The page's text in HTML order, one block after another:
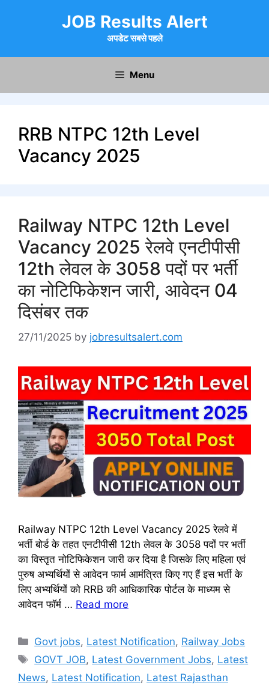
JOB Results Alert
अपडेट सबसे पहले
Menu
RRB NTPC 12th Level
Vacancy 2025
Railway NTPC 12th Level
Vacancy 2025 रेलवे एनटीपीसी
12th लेवल के 3058 पदों पर भर्ती
का नोटिफिकेशन जारी, आवेदन 04
दिसंबर तक
27/11/2025 by jobresultsalert.com
Railway NTPC 12th Level Vacancy 2025 रेलवे में
भर्ती बोर्ड के तहत एनटीपीसी 12th लेवल के 3058 पदों पर भर्ती
का विस्तृत नोटिफिकेशन जारी कर दिया है जिसके लिए महिला एवं
पुरुष अभ्यर्थियों से आवेदन फार्म आमंत्रित किए गए हैं इस भर्ती के
लिए अभ्यर्थियों को RRB की आधिकारिक पोर्टल के माध्यम से
आवेदन फॉर्म … Read more
Categories
Govt jobs, Latest Notification, Railway Jobs
Tags
GOVT JOB, Latest Government Jobs, Latest
News, Latest Notification, Latest Rajasthan